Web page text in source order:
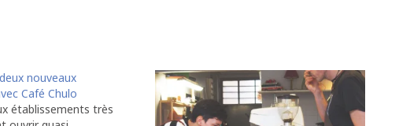
nouveaux
Café Chulo
établissements très